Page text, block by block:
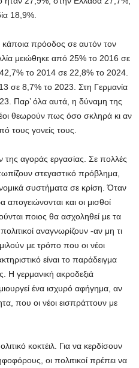
18,9%.
κάποια πρόοδος σε αυτόν τον
μειώθηκε από 25% το 2016 σε
το 2014 σε 22,8% το 2024.
σε 8,7% το 2023. Στη Γερμανία
Παρ’ όλα αυτά, η δύναμη της
θεωρούν πως όσο σκληρά κι αν
τους γονείς τους.
της αγοράς εργασίας. Σε πολλές
στεγαστικό πρόβλημα,
συστήματα σε κρίση. Όταν
απογειώνονται και οι μισθοί
ποιος θα ασχοληθεί με τα
αναγνωρίζουν -αν μη τι
με τρόπο που οι νέοι
είναι το παράδειγμα
Η γερμανική ακροδεξιά
ένα ισχυρό αφήγημα, αν
που οι νέοι εισπράττουν με
κοκτέιλ. Για να κερδίσουν
οι πολιτικοί πρέπει να